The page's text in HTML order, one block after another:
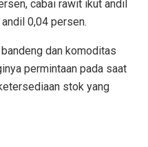
cabai rawit ikut andil
0,04 persen.
dan komoditas
permintaan pada saat
stok yang